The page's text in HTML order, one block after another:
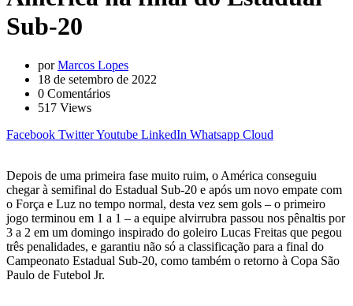
Sub-20
porMarcos Lopes
18 de setembro de 2022
0 Comentários
517 Views
Facebook TwitterYoutube LinkedIn Whatsapp Cloud
Depois de uma primeira fase muito ruim, o América conseguiu
chegar à semifinal do Estadual Sub-20 e após um novo empate com
o Força e Luz no tempo normal, desta vez sem gols – o primeiro
jogo terminou em 1 a 1 – a equipe alvirrubra passou nos pênaltis por
3 a 2 em um domingo inspirado do goleiro Lucas Freitas que pegou
três penalidades, e garantiu não só a classificação para a final do
Campeonato Estadual Sub-20, como também o retorno à Copa São
Paulo de Futebol Jr.